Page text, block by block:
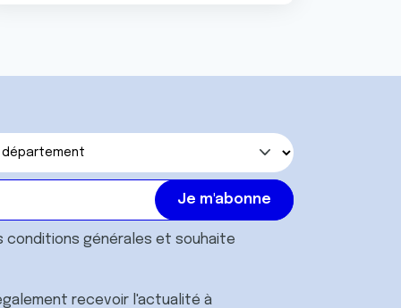
conditions générales et souhaite
recevoir l'actualité à